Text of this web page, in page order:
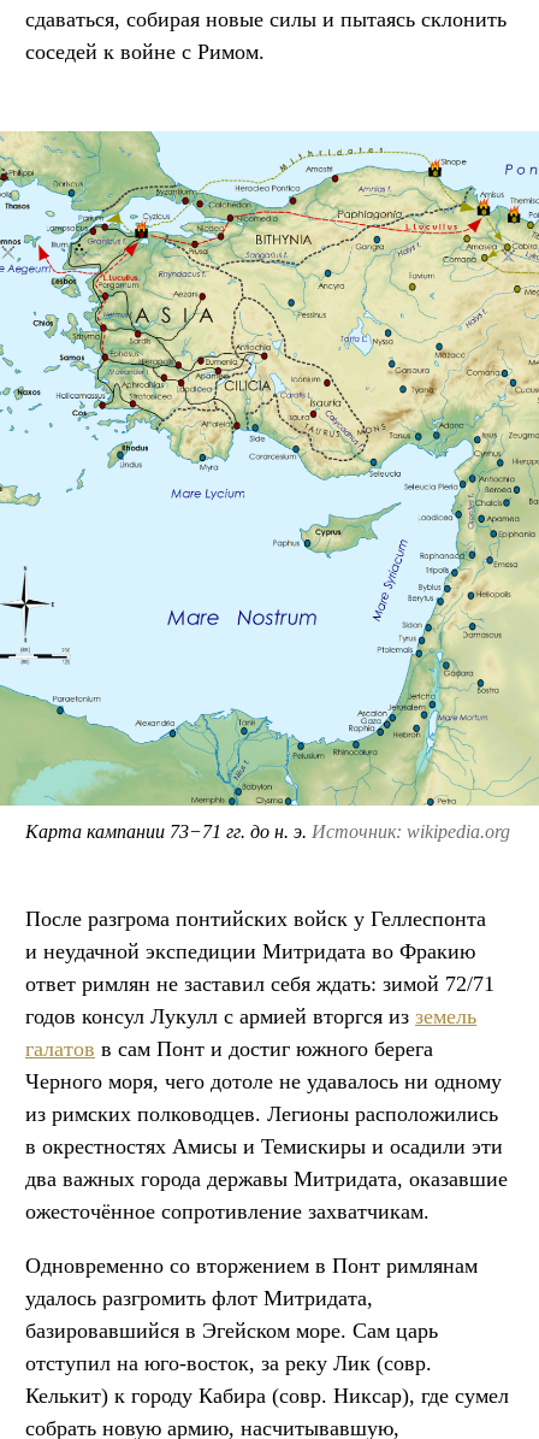
сдаваться, собирая новые силы и пытаясь склонить
соседей к войне с Римом.
Карта кампании 73−71 гг. до н. э. Источник: wikipedia.org
После разгрома понтийских войск у Геллеспонта
и неудачной экспедиции Митридата во Фракию
ответ римлян не заставил себя ждать: зимой 72/71
годов консул Лукулл с армией вторгся из земель
галатов в сам Понт и достиг южного берега
Черного моря, чего дотоле не удавалось ни одному
из римских полководцев. Легионы расположились
в окрестностях Амисы и Темискиры и осадили эти
два важных города державы Митридата, оказавшие
ожесточённое сопротивление захватчикам.
Одновременно со вторжением в Понт римлянам
удалось разгромить флот Митридата,
базировавшийся в Эгейском море. Сам царь
отступил на юго-восток, за реку Лик (совр.
Келькит) к городу Кабира (совр. Никсар), где сумел
собрать новую армию, насчитывавшую,